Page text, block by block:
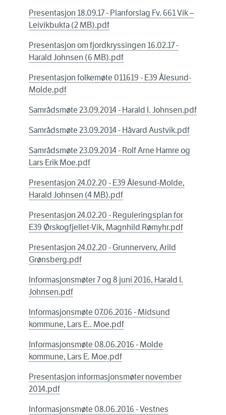
Presentasjon 18.09.17 - Planforslag Fv. 661 Vik –
Leivikbukta (2 MB).pdf
Presentasjon om fjordkryssingen 16.02.17 -
Harald Johnsen (6 MB).pdf
Presentasjon folkemøte 011619 - E39 Ålesund-
Molde.pdf
Samrådsmøte 23.09.2014 - Harald I. Johnsen.pdf
Samrådsmøte 23.09.2014 - Håvard Austvik.pdf
Samrådsmøte 23.09.2014 - Rolf Arne Hamre og
Lars Erik Moe.pdf
Presentasjon 24.02.20 - E39 Ålesund-Molde,
Harald Johnsen (4 MB).pdf
Presentasjon 24.02.20 - Reguleringsplan for
E39 Ørskogfjellet-Vik, Magnhild Rømyhr.pdf
Presentasjon 24.02.20 - Grunnerverv, Arild
Grønsberg.pdf
Informasjonsmøter 7 og 8 juni 2016, Harald I.
Johnsen.pdf
Informasjonsmøte 07.06.2016 - Midsund
kommune, Lars E.. Moe.pdf
Informasjonsmøte 08.06.2016 - Molde
kommune, Lars E. Moe.pdf
Presentasjon informasjonsmøter november
2014.pdf
Informasjonsmøte 08.06.2016 - Vestnes